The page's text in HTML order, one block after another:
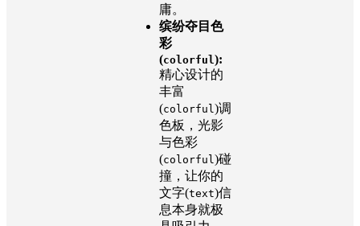
庸。
缤纷夺目色
彩
(colorful ):
精心设计的
丰富
(colorful )调
色板，光影
与色彩
(colorful )碰
撞，让你的
文字(text)信
息本身就极